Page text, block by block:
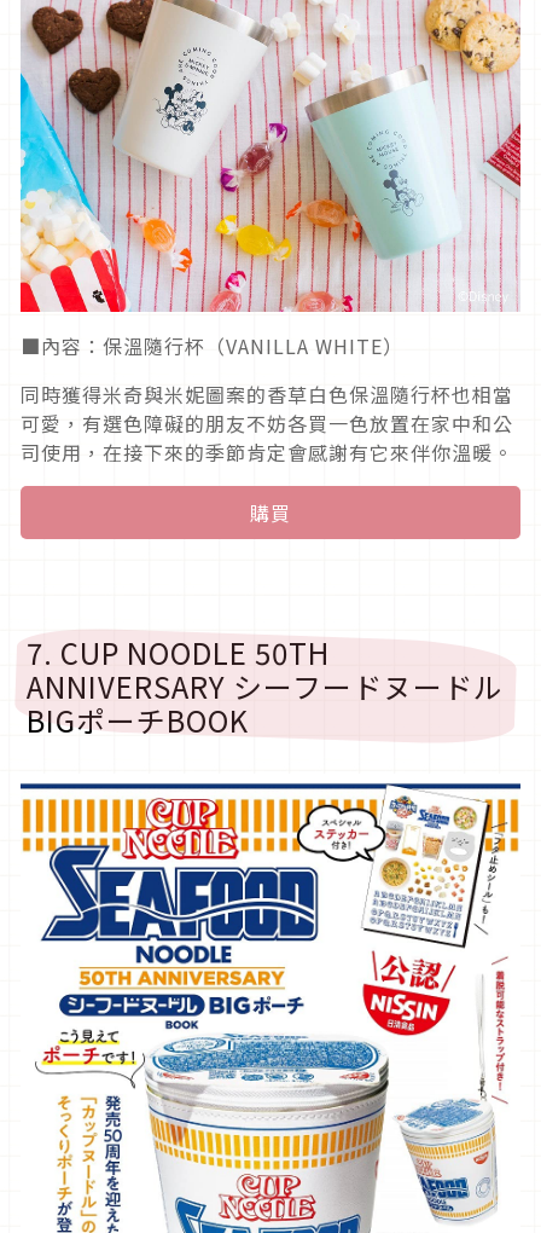
■內容：保溫隨行杯（VANILLA WHITE）
同時獲得米奇與米妮圖案的香草白色保溫隨行杯也相當
可愛，有選色障礙的朋友不妨各買一色放置在家中和公
司使用，在接下來的季節肯定會感謝有它來伴你溫暖。
購買
7. CUP NOODLE 50TH
ANNIVERSARY シーフードヌードル
BIGポーチBOOK